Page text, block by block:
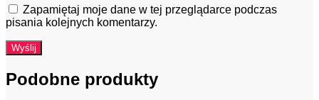
Zapamiętaj moje dane w tej przeglądarce podczas
pisania kolejnych komentarzy.
Podobne produkty